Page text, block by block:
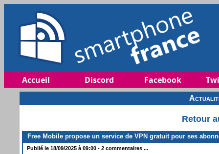
Accueil Discord Facebook
Retour
Free Mobile propose un service de VPN gratuit pour ses
Publié le 18/09/2025 à 09:00 - 2 commentaires ...